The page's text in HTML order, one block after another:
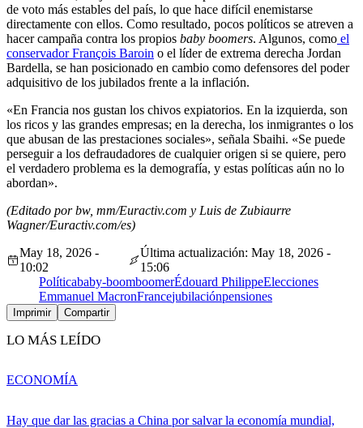
de voto más estables del país, lo que hace difícil enemistarse
directamente con ellos. Como resultado, pocos políticos se atreven a
hacer campaña contra los propios baby boomers. Algunos, como el
conservador François Baroin o el líder de extrema derecha Jordan
Bardella, se han posicionado en cambio como defensores del poder
adquisitivo de los jubilados frente a la inflación.
«En Francia nos gustan los chivos expiatorios. En la izquierda, son
los ricos y las grandes empresas; en la derecha, los inmigrantes o los
que abusan de las prestaciones sociales», señala Sbaihi. «Se puede
perseguir a los defraudadores de cualquier origen si se quiere, pero
el verdadero problema es la demografía, y estas políticas aún no lo
abordan».
(Editado por bw, mm/Euractiv.com y Luis de Zubiaurre
Wagner/Euractiv.com/es)
May 18, 2026 -
10:02
Última actualización: May 18, 2026 -
15:06
Políticababy-boomboomerÉdouard PhilippeElecciones
Emmanuel MacronFrancejubilaciónpensiones
Imprimir Compartir
LO MÁS LEÍDO
Hay que dar las gracias a China por salvar la economía mundial,
ECONOMÍA